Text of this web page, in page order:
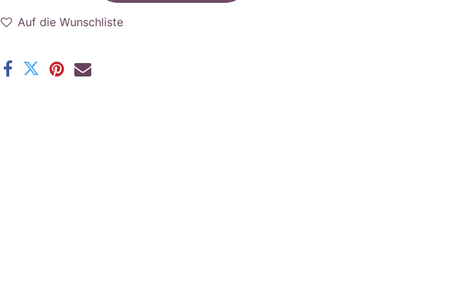
Auf die Wunschliste